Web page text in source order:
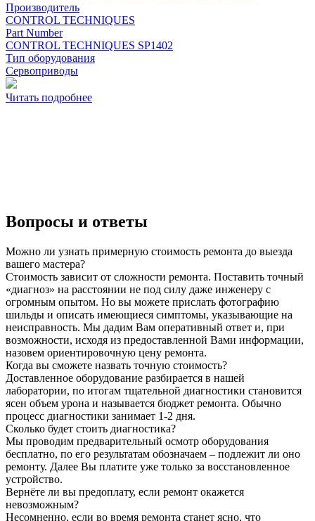
Производитель
CONTROL TECHNIQUES
Part Number
CONTROL TECHNIQUES SP1402
Тип оборудования
Сервоприводы
Читать подробнее
Вопросы и ответы
Можно ли узнать примерную стоимость ремонта до выезда
вашего мастера?
Стоимость зависит от сложности ремонта. Поставить точный
«диагноз» на расстоянии не под силу даже инженеру с
огромным опытом. Но вы можете прислать фотографию
шильды и описать имеющиеся симптомы, указывающие на
неисправность. Мы дадим Вам оперативный ответ и, при
возможности, исходя из предоставленной Вами информации,
назовем ориентировочную цену ремонта.
Когда вы сможете назвать точную стоимость?
Доставленное оборудование разбирается в нашей
лаборатории, по итогам тщательной диагностики становится
ясен объем урона и называется бюджет ремонта. Обычно
процесс диагностики занимает 1-2 дня.
Сколько будет стоить диагностика?
Мы проводим предварительный осмотр оборудования
бесплатно, по его результатам обозначаем – подлежит ли оно
ремонту. Далее Вы платите уже только за восстановленное
устройство.
Вернёте ли вы предоплату, если ремонт окажется
невозможным?
Несомненно, если во время ремонта станет ясно, что